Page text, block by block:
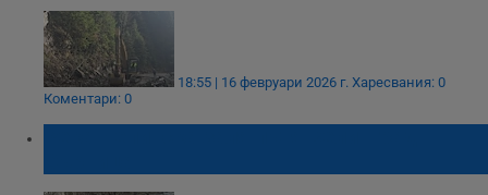
18:55 | 16 февруари 2026 г. Харесвания: 0
Коментари: 0